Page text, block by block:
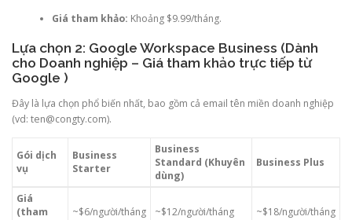
Giá tham khảo: Khoảng $9.99/tháng.
Lựa chọn 2: Google Workspace Business (Dành
cho Doanh nghiệp – Giá tham khảo trực tiếp từ
Google )
Đây là lựa chọn phổ biến nhất, bao gồm cả email tên miền doanh nghiệp
(vd: ten@congty.com).
Gói dịch
vụ
Business
Starter
Business
Standard (Khuyên
dùng)
Business Plus
Giá
(tham
~$6/người/tháng ~$12/người/tháng ~$18/người/tháng